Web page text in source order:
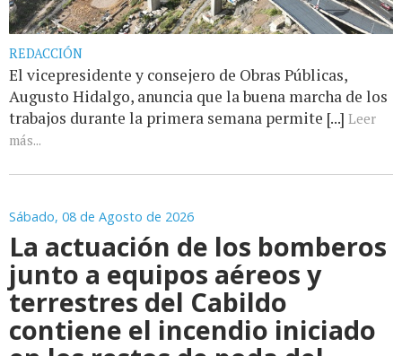
REDACCIÓN
El vicepresidente y consejero de Obras Públicas,
Augusto Hidalgo, anuncia que la buena marcha de los
trabajos durante la primera semana permite [...] Leer
más...
Sábado, 08 de Agosto de 2026
La actuación de los bomberos
junto a equipos aéreos y
terrestres del Cabildo
contiene el incendio iniciado